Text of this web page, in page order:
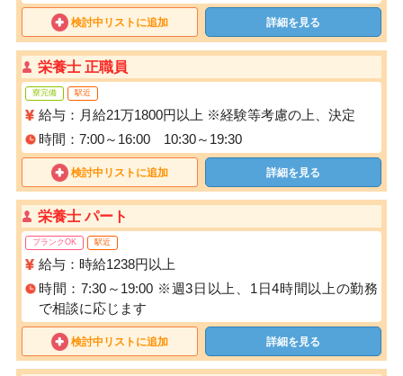
検討中リストに追加 詳細を見る
栄養士 正職員
寮完備 駅近
給与：月給21万1800円以上 ※経験等考慮の上、決定
時間：7:00～16:00 10:30～19:30
検討中リストに追加 詳細を見る
栄養士 パート
ブランクOK 駅近
給与：時給1238円以上
時間：7:30～19:00 ※週3日以上、1日4時間以上の勤務
で相談に応じます
検討中リストに追加 詳細を見る